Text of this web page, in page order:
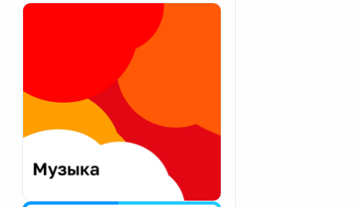
Екатеринбург
Калининград
Калуга